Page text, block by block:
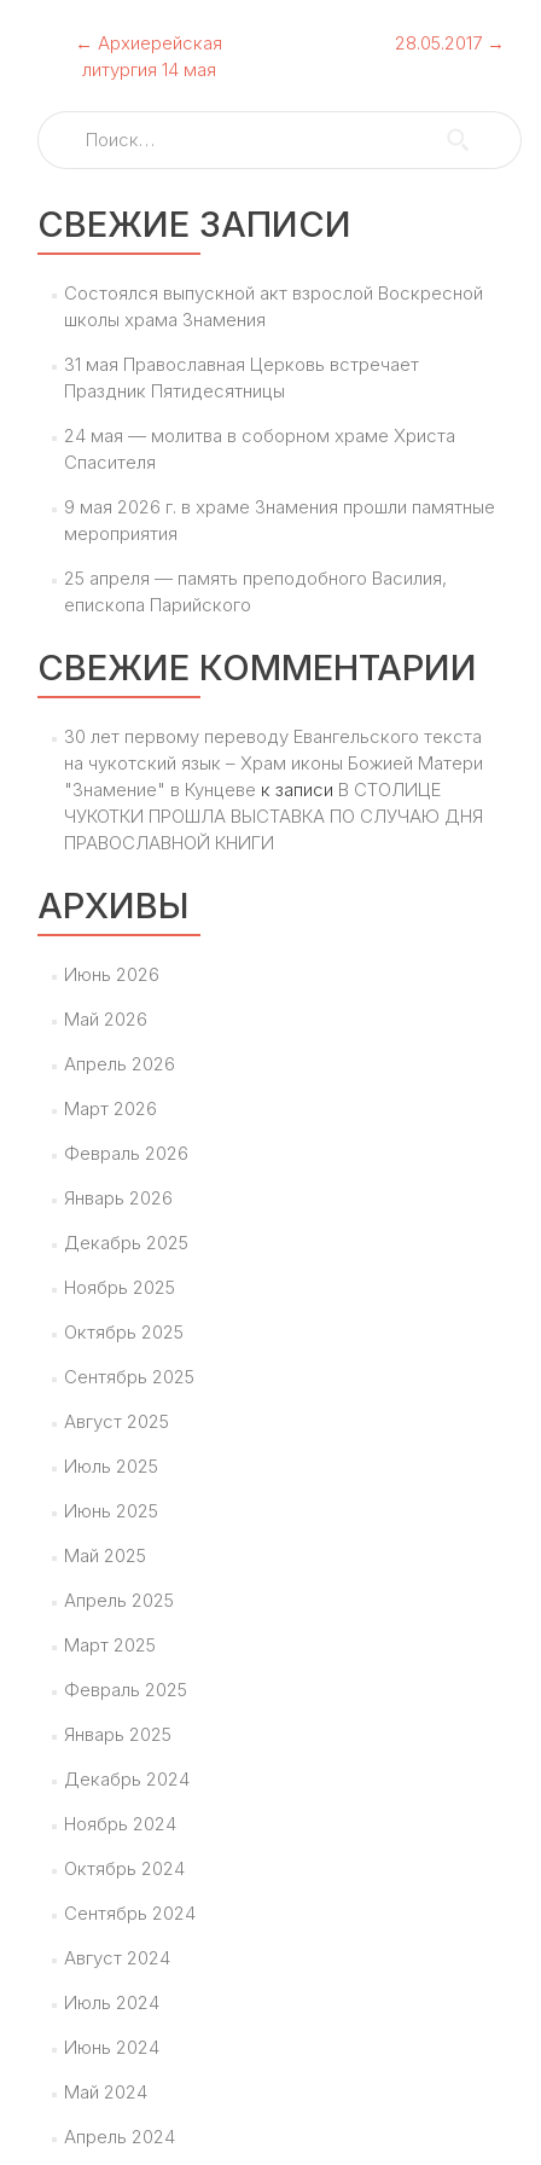
Навигация
записям
← Архиерейская
литургия 14 мая
28.05.2017 →
Найти:
СВЕЖИЕ ЗАПИСИ
Состоялся выпускной акт взрослой Воскресной
школы храма Знамения
31 мая Православная Церковь встречает
Праздник Пятидесятницы
24 мая — молитва в соборном храме Христа
Спасителя
9 мая 2026 г. в храме Знамения прошли памятные
мероприятия
25 апреля — память преподобного Василия,
епископа Парийского
СВЕЖИЕ КОММЕНТАРИИ
30 лет первому переводу Евангельского текста
на чукотский язык – Храм иконы Божией Матери
"Знамение" в Кунцеве к записи В СТОЛИЦЕ
ЧУКОТКИ ПРОШЛА ВЫСТАВКА ПО СЛУЧАЮ ДНЯ
ПРАВОСЛАВНОЙ КНИГИ
АРХИВЫ
Июнь 2026
Май 2026
Апрель 2026
Март 2026
Февраль 2026
Январь 2026
Декабрь 2025
Ноябрь 2025
Октябрь 2025
Сентябрь 2025
Август 2025
Июль 2025
Июнь 2025
Май 2025
Апрель 2025
Март 2025
Февраль 2025
Январь 2025
Декабрь 2024
Ноябрь 2024
Октябрь 2024
Сентябрь 2024
Август 2024
Июль 2024
Июнь 2024
Май 2024
Апрель 2024